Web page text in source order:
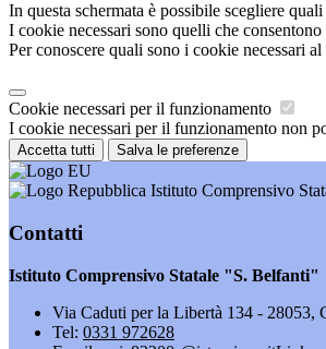
In questa schermata è possibile scegliere
I cookie necessari sono quelli che
Per conoscere quali sono i cookie necessari
Cookie necessari per il funzionamento
I cookie necessari per il funzionamento non
Accetta tutti Salva le preferenze
Istituto Comprensivo
Contatti
Istituto Comprensivo Statale "S. Belfanti"
Via Caduti per la Libertà 134 - 28053,
Tel: 0331 972628